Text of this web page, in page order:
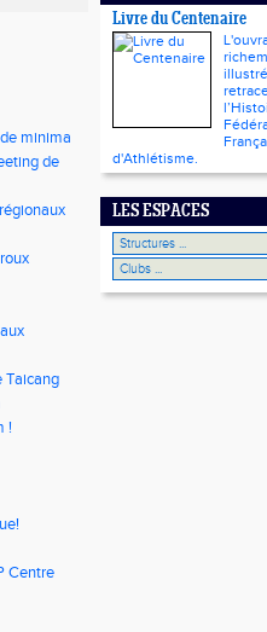
minima
de
Taicang
!
Centre
Livre du Centenaire
d'Athlétisme.
LES ESPACES